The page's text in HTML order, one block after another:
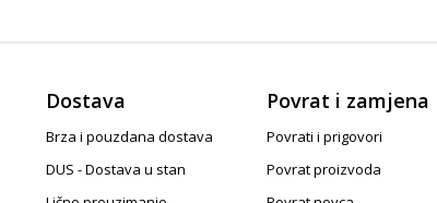
Dostava
Brza i pouzdana dostava
DUS - Dostava u stan
Povrat i zamjena
Povrati i prigovori
Povrat proizvoda